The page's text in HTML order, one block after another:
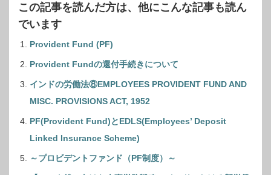
この記事を読んだ方は、他にこんな記事も読ん
でいます
Provident Fund (PF)
Provident Fundの還付手続きについて
インドの労働法⑧EMPLOYEES PROVIDENT FUND AND
MISC. PROVISIONS ACT, 1952
PF(Provident Fund)とEDLS(Employees’ Deposit
Linked Insurance Scheme)
～プロビデントファンド（PF制度）～